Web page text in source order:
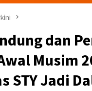
dan
Musim
STY Jadi